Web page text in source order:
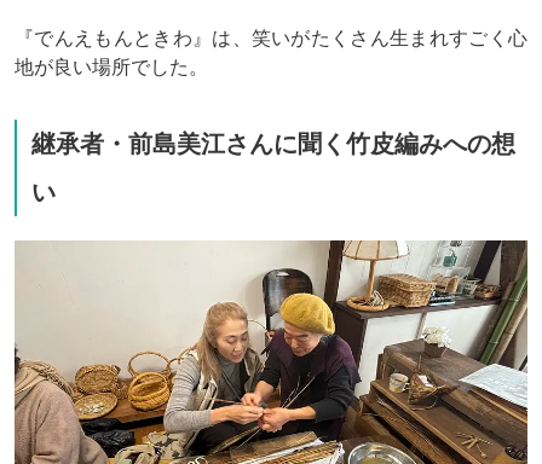
『でんえもんときわ』は、笑いがたくさん生まれすごく心
地が良い場所でした。
継承者・前島美江さんに聞く竹皮編みへの想
い